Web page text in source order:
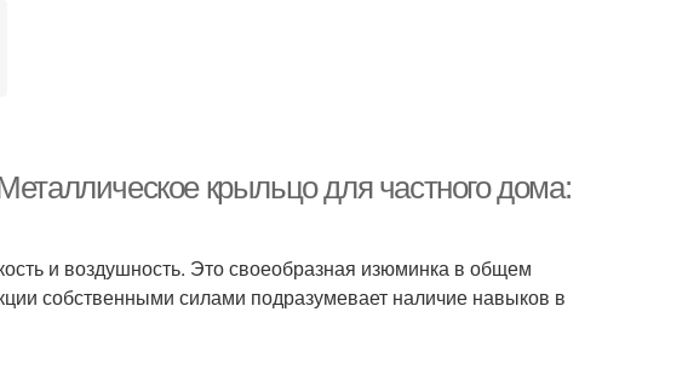
крыльцо для частного дома:
и воздушность. Это своеобразная изюминка в общем
собственными силами подразумевает наличие навыков в